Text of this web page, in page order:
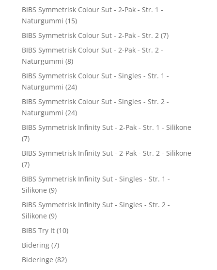
BIBS Symmetrisk Colour Sut - 2-Pak - Str. 1 -
Naturgummi (15)
BIBS Symmetrisk Colour Sut - 2-Pak - Str. 2 (7)
BIBS Symmetrisk Colour Sut - 2-Pak - Str. 2 -
Naturgummi (8)
BIBS Symmetrisk Colour Sut - Singles - Str. 1 -
Naturgummi (24)
BIBS Symmetrisk Colour Sut - Singles - Str. 2 -
Naturgummi (24)
BIBS Symmetrisk Infinity Sut - 2-Pak - Str. 1 - Silikone
(7)
BIBS Symmetrisk Infinity Sut - 2-Pak - Str. 2 - Silikone
(7)
BIBS Symmetrisk Infinity Sut - Singles - Str. 1 -
Silikone (9)
BIBS Symmetrisk Infinity Sut - Singles - Str. 2 -
Silikone (9)
BIBS Try It (10)
Bidering (7)
Bideringe (82)